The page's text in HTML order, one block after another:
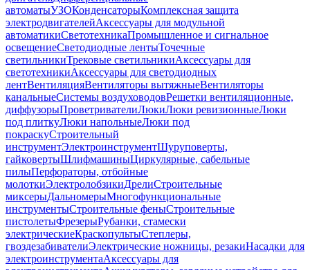
автоматыУЗОКонденсаторыКомплексная защита
электродвигателейАксессуары для модульной
автоматикиСветотехникаПромышленное и сигнальное
освещениеСветодиодные лентыТочечные
светильникиТрековые светильникиАксессуары для
светотехникиАксессуары для светодиодных
лентВентиляцияВентиляторы вытяжныеВентиляторы
канальныеСистемы воздуховодовРешетки вентиляционные,
диффузорыПроветривателиЛюкиЛюки ревизионныеЛюки
под плиткуЛюки напольныеЛюки под
покраскуСтроительный
инструментЭлектроинструментШуруповерты,
гайковертыШлифмашиныЦиркулярные, сабельные
пилыПерфораторы, отбойные
молоткиЭлектролобзикиДрелиСтроительные
миксерыДальномерыМногофункциональные
инструментыСтроительные феныСтроительные
пистолетыФрезерыРубанки, стамески
электрическиеКраскопультыСтеплеры,
гвоздезабивателиЭлектрические ножницы, резакиНасадки для
электроинструментаАксессуары для